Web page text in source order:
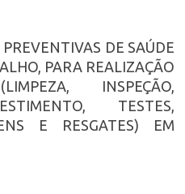
DE SAÚDE
PARA REALIZAÇÃO
INSPEÇÃO,
TESTES,
E RESGATES) EM